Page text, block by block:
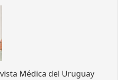
Médica del Uruguay